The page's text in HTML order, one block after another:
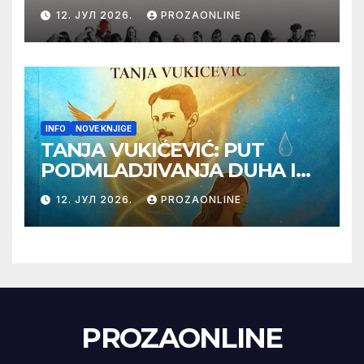
Label na Filmskom festivalu
u Karlovim Varima
12. ЈУЛ 2026. PROZAONLINE
INFO NOVE KNJIGE
TANJA VUKIĆEVIĆ: PUT
PODMLADJIVANJA DUHA I
TELA SA TESLOM
12. ЈУЛ 2026. PROZAONLINE
PROZAONLINE